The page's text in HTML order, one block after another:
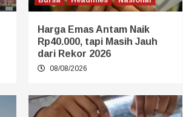
Harga Emas Antam Naik
Rp40.000, tapi Masih Jauh
dari Rekor 2026
08/08/2026